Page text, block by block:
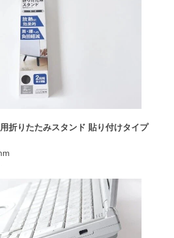
折りたたみスタンド 貼り付けタイプ